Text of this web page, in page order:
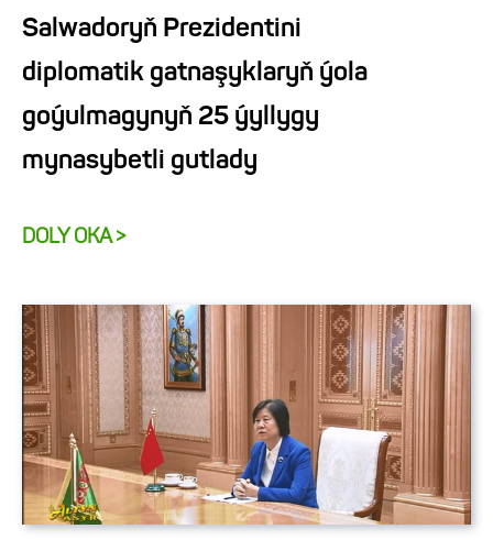
Salwadoryň Prezidentini
diplomatik gatnaşyklaryň ýola
goýulmagynyň 25 ýyllygy
mynasybetli gutlady
DOLY OKA >